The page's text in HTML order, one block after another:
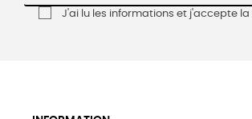
J'ai lu les informations et j'accepte la